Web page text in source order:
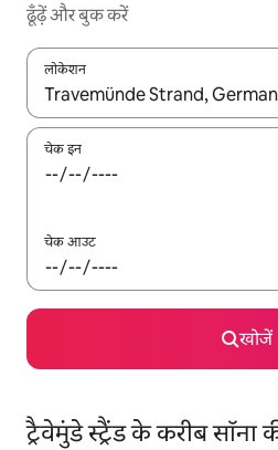
ढूँढ़ें और बुक करें
लोकेशन
नतीजों के उपलब्ध होने पर, अप और
चेक इन
चेक आउट
खोजें
ट्रैवेमुंडे स्ट्रैंड के करीब सॉना